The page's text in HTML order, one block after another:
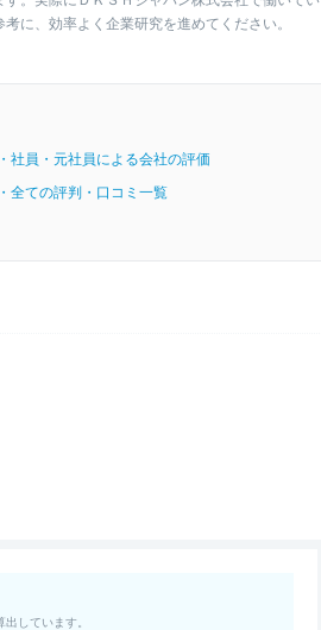
に、効率よく企業研究を進めてください。
・社員・元社員による会社の評価
・全ての評判・口コミ一覧
しています。